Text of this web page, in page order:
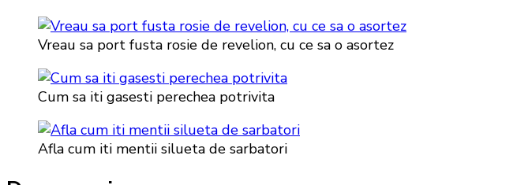
Vreau sa port fusta rosie de revelion, cu ce sa o asortez
Cum sa iti gasesti perechea potrivita
Afla cum iti mentii silueta de sarbatori